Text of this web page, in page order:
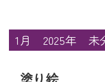
1月 2025年 未
塗り絵